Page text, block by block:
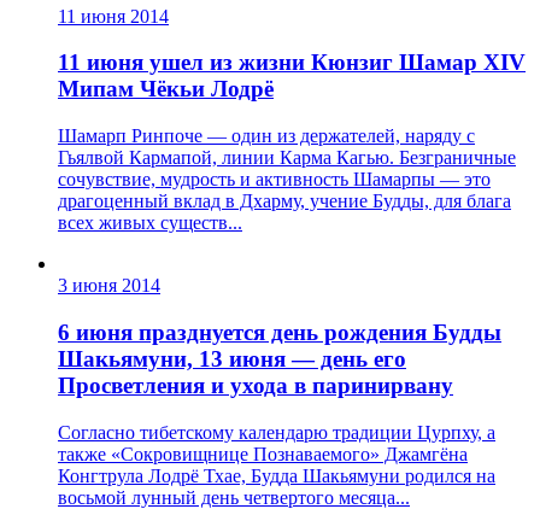
11 июня 2014
11 июня ушел из жизни Кюнзиг Шамар XIV
Мипам Чёкьи Лодрё
Шамарп Ринпоче — один из держателей, наряду с
Гьялвой Кармапой, линии Карма Кагью. Безграничные
сочувствие, мудрость и активность Шамарпы — это
драгоценный вклад в Дхарму, учение Будды, для блага
всех живых существ...
3 июня 2014
6 июня празднуется день рождения Будды
Шакьямуни, 13 июня — день его
Просветления и ухода в паринирвану
Согласно тибетскому календарю традиции Цурпху, а
также «Сокровищнице Познаваемого» Джамгёна
Конгтрула Лодрё Тхае, Будда Шакьямуни родился на
восьмой лунный день четвертого месяца...